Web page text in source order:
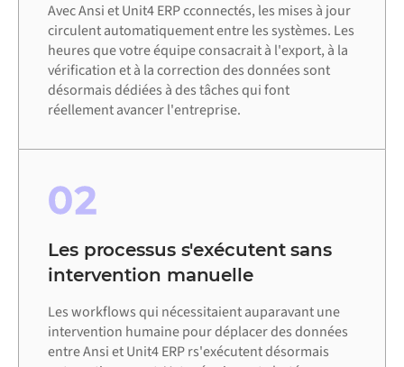
Avec Ansi et Unit4 ERP cconnectés, les mises à jour
circulent automatiquement entre les systèmes. Les
heures que votre équipe consacrait à l'export, à la
vérification et à la correction des données sont
désormais dédiées à des tâches qui font
réellement avancer l'entreprise.
02
Les processus s'exécutent sans
intervention manuelle
Les workflows qui nécessitaient auparavant une
intervention humaine pour déplacer des données
entre Ansi et Unit4 ERP rs'exécutent désormais